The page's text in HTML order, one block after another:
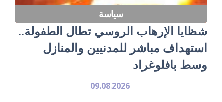
سياسة
شظايا الإرهاب الروسي تطال الطفولة..
استهداف مباشر للمدنيين والمنازل
وسط بافلوغراد
09.08.2026